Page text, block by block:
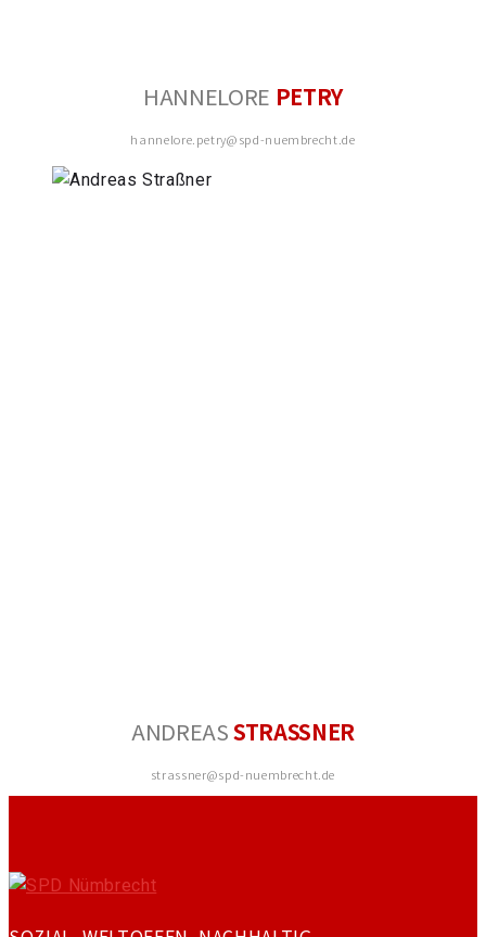
HANNELORE PETRY
hannelore.petry@spd-nuembrecht.de
ANDREASSTRASSNER
strassner@spd-nuembrecht.de